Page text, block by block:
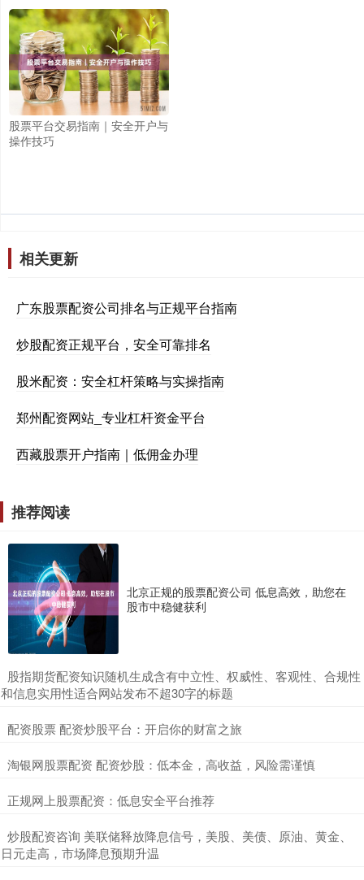
股票平台交易指南｜安全开户与
操作技巧
相关更新
广东股票配资公司排名与正规平台指南
炒股配资正规平台，安全可靠排名
股米配资：安全杠杆策略与实操指南
郑州配资网站_专业杠杆资金平台
西藏股票开户指南｜低佣金办理
推荐阅读
北京正规的股票配资公司 低息高效，助您在
股市中稳健获利
​股指期货配资知识随机生成含有中立性、权威性、客观性、合规性
和信息实用性适合网站发布不超30字的标题
​配资股票 配资炒股平台：开启你的财富之旅
​淘银网股票配资 配资炒股：低本金，高收益，风险需谨慎
​正规网上股票配资：低息安全平台推荐
​炒股配资咨询 美联储释放降息信号，美股、美债、原油、黄金、
日元走高，市场降息预期升温